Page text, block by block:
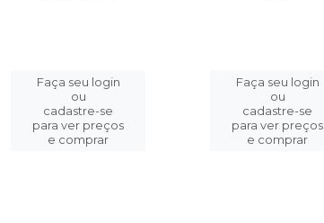
Faça seu login
ou
cadastre-se
para ver preços
e comprar
Faça seu login
ou
cadastre-se
para ver preços
e comprar